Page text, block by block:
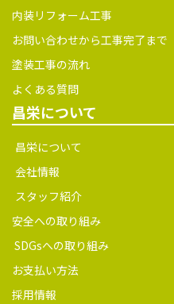
内装リフォーム工事
お問い合わせから工事完了まで
塗装工事の流れ
よくある質問
昌栄について
昌栄について
会社情報
スタッフ紹介
安全への取り組み
SDGsへの取り組み
お支払い方法
採用情報